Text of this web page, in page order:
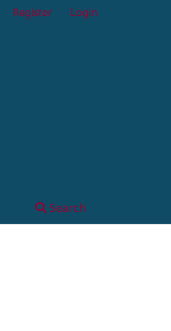
Search
Register Login